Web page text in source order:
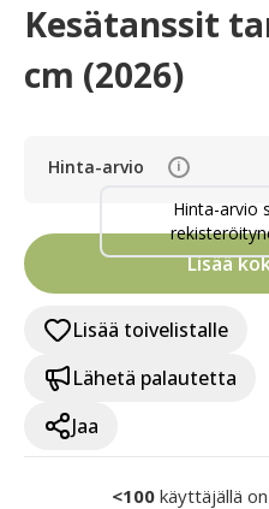
Kesätanssit
cm (2026)
Hinta-arvio i
Hinta-arvio
Lisää
Lisää toivelistalle
Lähetä palautetta
Jaa
<100 käyttäjällä